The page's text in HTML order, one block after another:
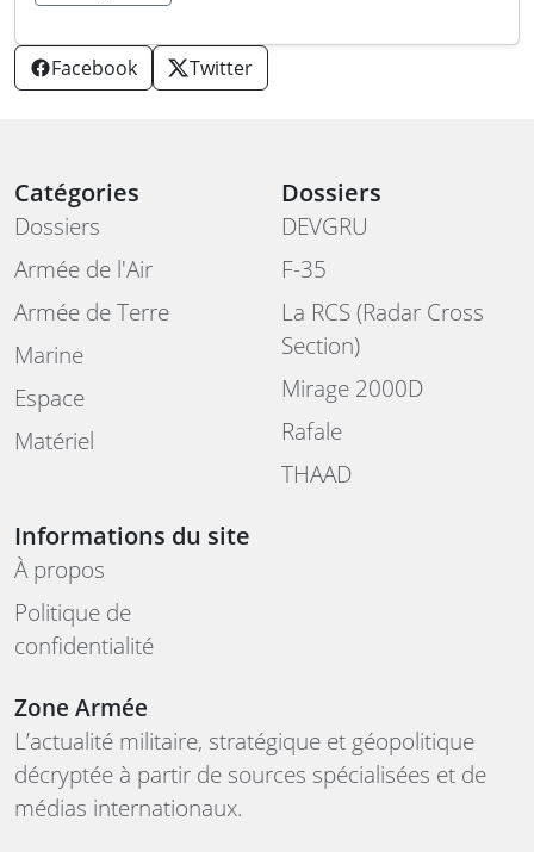
Facebook Twitter
Catégories
Dossiers
Armée de l'Air
Armée de Terre
Marine
Espace
Matériel
Dossiers
DEVGRU
F-35
La RCS (Radar Cross
Section)
Mirage 2000D
Rafale
THAAD
Informations du site
À propos
Politique de
confidentialité
Zone Armée
L’actualité militaire, stratégique et géopolitique
décryptée à partir de sources spécialisées et de
médias internationaux.